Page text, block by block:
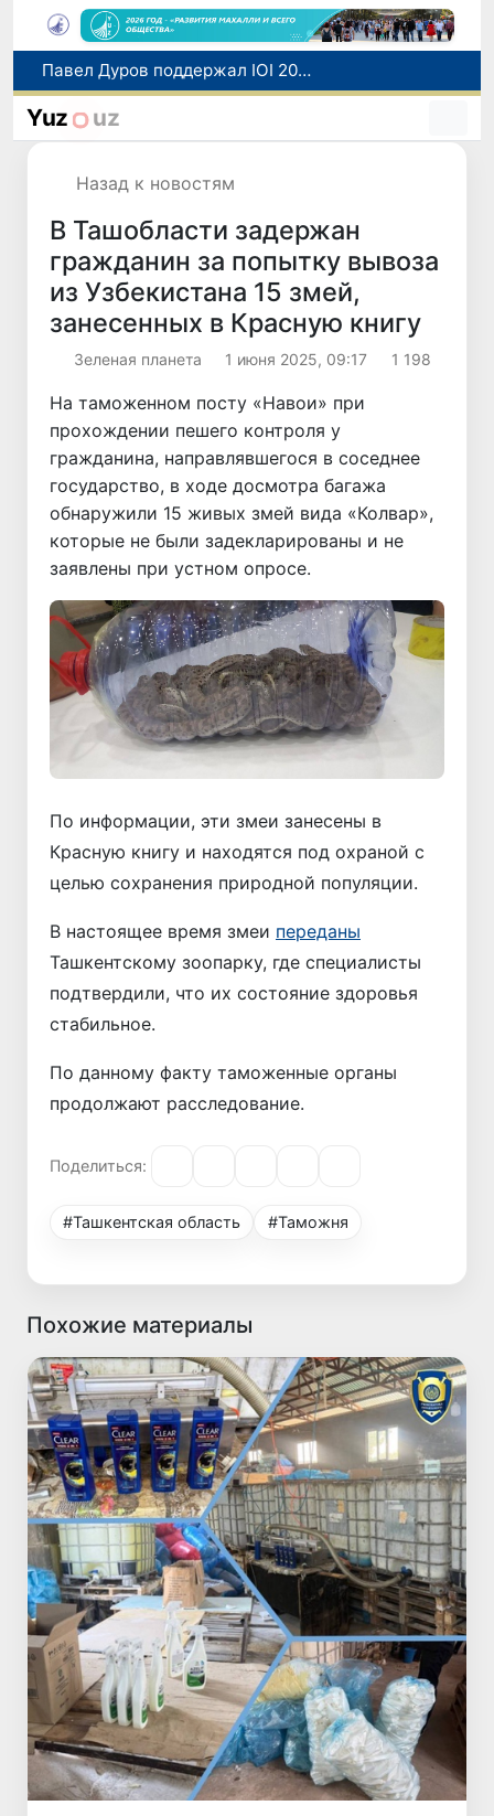
В Узбекистане 13 августа пройдет очередное тестирование по нострификации зарубежных дипломов
Узбекистан расширяет торгово-экономическое и инвестиционное сотрудничество с провинцией Цзянсу Китая
Yuz uz
Назад к новостям
В Ташобласти задержан
гражданин за попытку вывоза
из Узбекистана 15 змей,
занесенных в Красную книгу
Зеленая планета 1 июня 2025, 09:17 1 198
На таможенном посту «Навои» при
прохождении пешего контроля у
гражданина, направлявшегося в соседнее
государство, в ходе досмотра багажа
обнаружили 15 живых змей вида «Колвар»,
которые не были задекларированы и не
заявлены при устном опросе.
По информации, эти змеи занесены в
Красную книгу и находятся под охраной с
целью сохранения природной популяции.
В настоящее время змеи переданы
Ташкентскому зоопарку, где специалисты
подтвердили, что их состояние здоровья
стабильное.
По данному факту таможенные органы
продолжают расследование.
Поделиться:
#Ташкентская область #Таможня
Похожие материалы